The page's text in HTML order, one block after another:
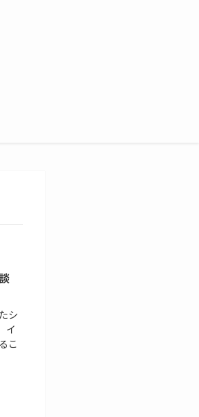
シ
イ
こ